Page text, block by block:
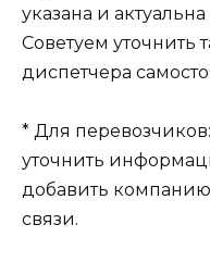
указана и
Советуем уточнить
диспетчера
* Для
уточнить
добавить
связи.